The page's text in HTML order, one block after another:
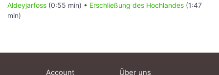
Aldeyjarfoss (0:55 min) • Erschließung des Hochlandes (1:47
min)
Account Über uns